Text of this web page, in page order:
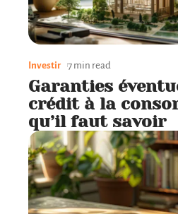
Investir 7 min read
Garanties
crédit à la
qu’il faut savoir